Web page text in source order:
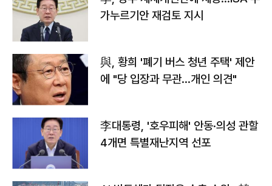
가누르기안 재검토 지시
與, 황희 '폐기 버스 청년 주택' 제안
에 "당 입장과 무관…개인 의견"
李대통령, '호우피해' 안동·의성 관할
4개면 특별재난지역 선포